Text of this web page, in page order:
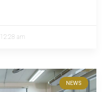
12:28 am
NEWS